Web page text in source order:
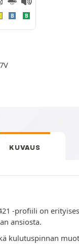
B B
KUVAUS
-profiili on
ansiosta.
kulutuspinnan